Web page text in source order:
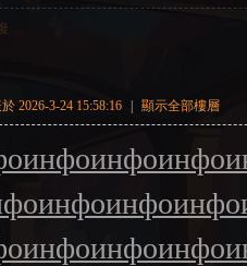
2026-3-24 15:58:16 顯示全部樓層
инфоинфоинфо
инфоинфоинфо
инфоинфоинфо